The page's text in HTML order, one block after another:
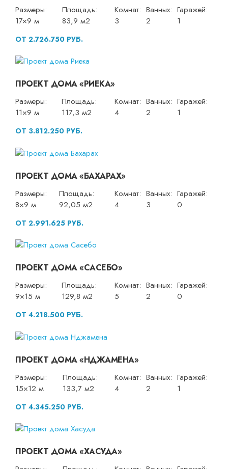
Размеры:
17×9 м
Площадь:
83,9 м2
Комнат:
3
Ванных:
2
Гаражей:
1
ОТ 2.726.750 РУБ.
ПРОЕКТ ДОМА «РИЕКА»
Размеры:
11×9 м
Площадь:
117,3 м2
Комнат:
4
Ванных:
2
Гаражей:
1
ОТ 3.812.250 РУБ.
ПРОЕКТ ДОМА «БАХАРАХ»
Размеры:
8×9 м
Площадь:
92,05 м2
Комнат:
4
Ванных:
3
Гаражей:
0
ОТ 2.991.625 РУБ.
ПРОЕКТ ДОМА «САСЕБО»
Размеры:
9×15 м
Площадь:
129,8 м2
Комнат:
5
Ванных:
2
Гаражей:
0
ОТ 4.218.500 РУБ.
ПРОЕКТ ДОМА «НДЖАМЕНА»
Размеры:
15×12 м
Площадь:
133,7 м2
Комнат:
4
Ванных:
2
Гаражей:
1
ОТ 4.345.250 РУБ.
ПРОЕКТ ДОМА «ХАСУДА»